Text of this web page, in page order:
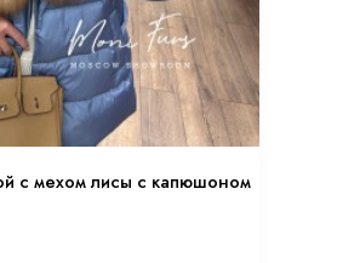
с мехом лисы с капюшоном